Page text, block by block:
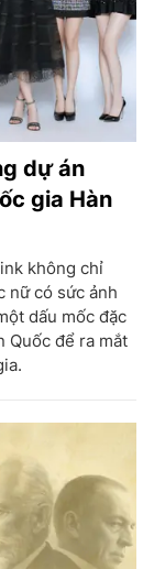
dự án
gia Hàn
không chỉ
nữ có sức ảnh
dấu mốc đặc
Quốc để ra mắt